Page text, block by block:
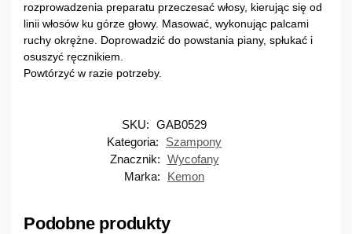
rozprowadzenia preparatu przeczesać włosy, kierując się od
linii włosów ku górze głowy. Masować, wykonując palcami
ruchy okrężne. Doprowadzić do powstania piany, spłukać i
osuszyć ręcznikiem.
Powtórzyć w razie potrzeby.
SKU: GAB0529
Kategoria:
Szampony
Znacznik: Wycofany
Marka:
Kemon
Podobne produkty